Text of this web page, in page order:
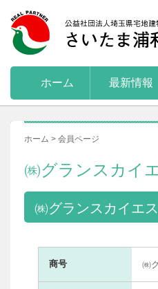
ホーム 最新情報
ホーム > 会員ページ
㈱グランスカイ
㈱グランスカイエ
商号 ㈱